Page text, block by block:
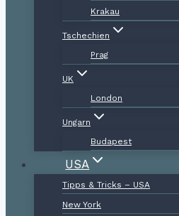
Krakau
Tschechien
Prag
UK
London
Ungarn
Budapest
USA
Tipps & Tricks – USA
New York